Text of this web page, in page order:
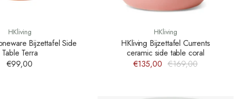
HKliving
Bijzettafel Side
Table Terra
€99,00
HKliving
HKliving Bijzettafel Currents
ceramic side table coral
€135,00 €169,00